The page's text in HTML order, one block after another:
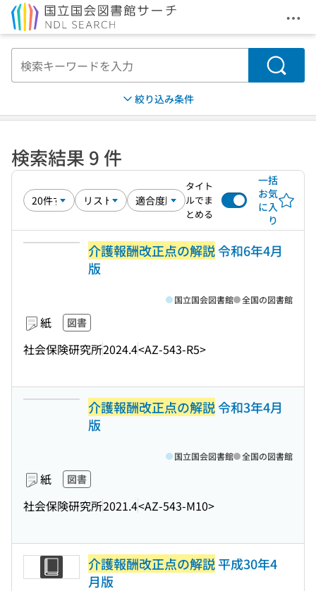
メ
検索
絞り込み条件
検索結果 9 件
タイト
ルでま
とめる
一括
お気
に入
り
介護報酬改正点の解説令和6年4月
版
紙 図書
社会保険研究所2024.4<AZ-543-R5>
国立国会図書館 全国の図書館
介護報酬改正点の解説令和3年4月
版
紙 図書
社会保険研究所2021.4<AZ-543-M10>
国立国会図書館 全国の図書館
介護報酬改正点の解説平成30年4
月版